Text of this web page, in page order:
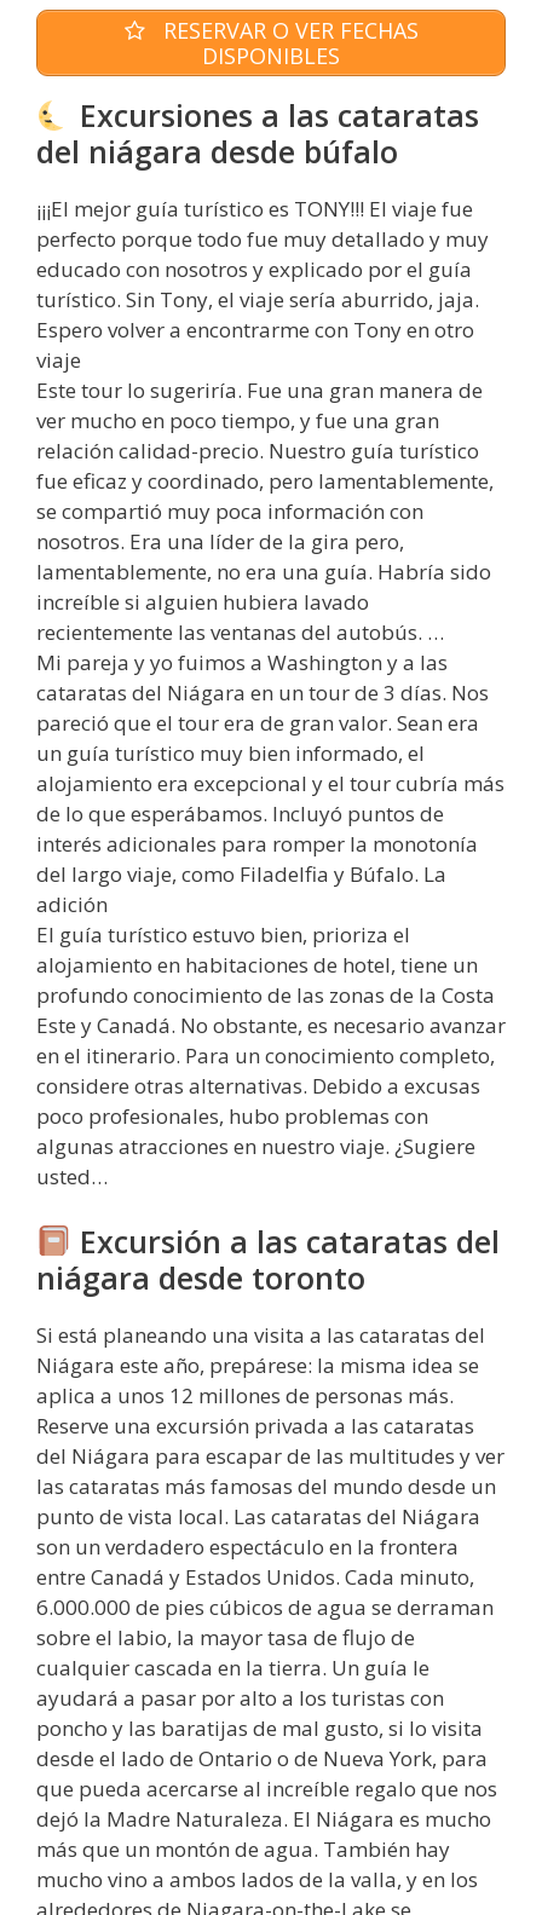
RESERVAR O VER FECHAS
DISPONIBLES
Excursiones a las cataratas
del niágara desde búfalo
¡¡¡El mejor guía turístico es TONY!!! El viaje fue
perfecto porque todo fue muy detallado y muy
educado con nosotros y explicado por el guía
turístico. Sin Tony, el viaje sería aburrido, jaja.
Espero volver a encontrarme con Tony en otro
viaje
Este tour lo sugeriría. Fue una gran manera de
ver mucho en poco tiempo, y fue una gran
relación calidad-precio. Nuestro guía turístico
fue eficaz y coordinado, pero lamentablemente,
se compartió muy poca información con
nosotros. Era una líder de la gira pero,
lamentablemente, no era una guía. Habría sido
increíble si alguien hubiera lavado
recientemente las ventanas del autobús. …
Mi pareja y yo fuimos a Washington y a las
cataratas del Niágara en un tour de 3 días. Nos
pareció que el tour era de gran valor. Sean era
un guía turístico muy bien informado, el
alojamiento era excepcional y el tour cubría más
de lo que esperábamos. Incluyó puntos de
interés adicionales para romper la monotonía
del largo viaje, como Filadelfia y Búfalo. La
adición
El guía turístico estuvo bien, prioriza el
alojamiento en habitaciones de hotel, tiene un
profundo conocimiento de las zonas de la Costa
Este y Canadá. No obstante, es necesario avanzar
en el itinerario. Para un conocimiento completo,
considere otras alternativas. Debido a excusas
poco profesionales, hubo problemas con
algunas atracciones en nuestro viaje. ¿Sugiere
usted…
Excursión a las cataratas del
niágara desde toronto
Si está planeando una visita a las cataratas del
Niágara este año, prepárese: la misma idea se
aplica a unos 12 millones de personas más.
Reserve una excursión privada a las cataratas
del Niágara para escapar de las multitudes y ver
las cataratas más famosas del mundo desde un
punto de vista local. Las cataratas del Niágara
son un verdadero espectáculo en la frontera
entre Canadá y Estados Unidos. Cada minuto,
6.000.000 de pies cúbicos de agua se derraman
sobre el labio, la mayor tasa de flujo de
cualquier cascada en la tierra. Un guía le
ayudará a pasar por alto a los turistas con
poncho y las baratijas de mal gusto, si lo visita
desde el lado de Ontario o de Nueva York, para
que pueda acercarse al increíble regalo que nos
dejó la Madre Naturaleza. El Niágara es mucho
más que un montón de agua. También hay
mucho vino a ambos lados de la valla, y en los